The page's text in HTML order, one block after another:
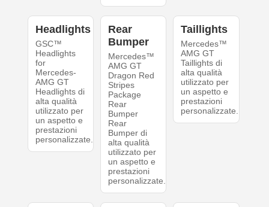
Headlights
GSC™
Headlights
for
Mercedes-
AMG GT
Headlights di
alta qualità
utilizzato per
un aspetto e
prestazioni
personalizzate.
Rear
Bumper
Mercedes™
AMG GT
Dragon Red
Stripes
Package
Rear
Bumper
Rear
Bumper di
alta qualità
utilizzato per
un aspetto e
prestazioni
personalizzate.
Taillights
Mercedes™
AMG GT
Taillights di
alta qualità
utilizzato per
un aspetto e
prestazioni
personalizzate.